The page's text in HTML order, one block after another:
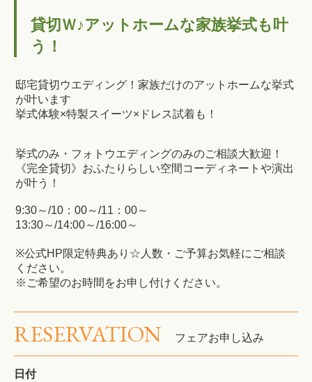
貸切Ｗ♪アットホームな家族挙式も叶
う！
邸宅貸切ウエディング！家族だけのアットホームな挙式
が叶います
挙式体験×特製スイーツ×ドレス試着も！
挙式のみ・フォトウエディングのみのご相談大歓迎！
《完全貸切》おふたりらしい空間コーディネートや演出
が叶う！
9:30～/10：00～/11：00～
13:30～/14:00～/16:00～
※公式HP限定特典あり☆人数・ご予算お気軽にご相談
ください。
※ご希望のお時間をお申し付けください。
RESERVATION フェアお申し込み
日付